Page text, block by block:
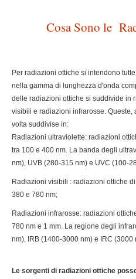
Cosa Sono le
Per radiazioni ottiche si intendono
nella gamma di lunghezza d'onda
delle radiazioni ottiche si suddivide in
visibili e radiazioni infrarosse.
volta suddivise in:
Radiazioni ultraviolette: radiazioni
tra 100 e 400 nm. La banda degli
nm), UVB (280-315 nm) e UVC (100-
Radiazioni visibili : radiazioni ottiche
380 e 780 nm;
Radiazioni infrarosse: radiazioni
780 nm e 1 mm. La regione degli
nm), IRB (1400-3000 nm) e IRC (3000
Le sorgenti di radiazioni ottiche